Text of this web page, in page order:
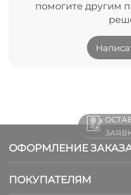
помогите другим
ОФОРМЛЕНИЕ
ПОКУПАТЕЛЯМ